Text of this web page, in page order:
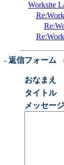
Worksite
- 返信フォーム
おなまえ
タイトル
メッセージ